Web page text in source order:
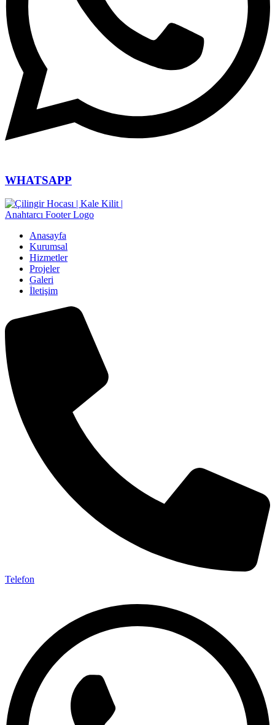
WHATSAPP
Anasayfa
Kurumsal
Hizmetler
Projeler
Galeri
İletişim
Telefon